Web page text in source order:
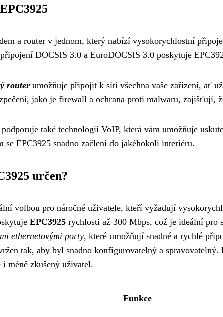
a router v jednom, který nabízí vysokorychlostní
DOCSIS 3.0 a EuroDOCSIS 3.0 poskytuje
router umožňuje připojit k síti všechna vaše zařízení, ať
jako je firewall a ochrana proti malwaru, zajišťují,
také technologii VoIP, která vám umožňuje
se EPC3925 snadno začlení do jakéhokoli interiéru.
určen?
volbou pro náročné uživatele, kteří vyžadují
EPC3925 rychlosti až 300 Mbps, což je ideální pro
ethernetovými porty, které umožňují snadné a rychlé
tak, aby byl snadno konfigurovatelný a
i méně zkušený uživatel.
Funkce